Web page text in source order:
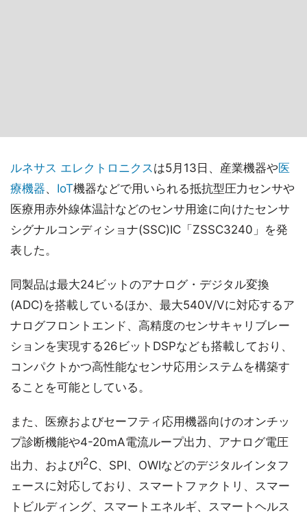
ルネサス エレクトロニクスは5月13日、産業機器や医
療機器、 IoT機器などで用いられる抵抗型圧力センサや
医療用赤外線体温計などのセンサ用途に向けたセンサ
シグナルコンディショナ(SSC)IC「ZSSC3240」を発
表した。
同製品は最大24ビットのアナログ・デジタル変換
(ADC)を搭載しているほか、最大540V/Vに対応するア
ナログフロントエンド、高精度のセンサキャリブレー
ションを実現する26ビットDSPなども搭載しており、
コンパクトかつ高性能なセンサ応用システムを構築す
ることを可能としている。
また、医療およびセーフティ応用機器向けのオンチッ
プ診断機能や4-20mA電流ループ出力、アナログ電圧
出力、およびI2C、SPI、OWIなどのデジタルインタフ
ェースに対応しており、スマートファクトリ、スマー
トビルディング、スマートエネルギ、スマートヘルス